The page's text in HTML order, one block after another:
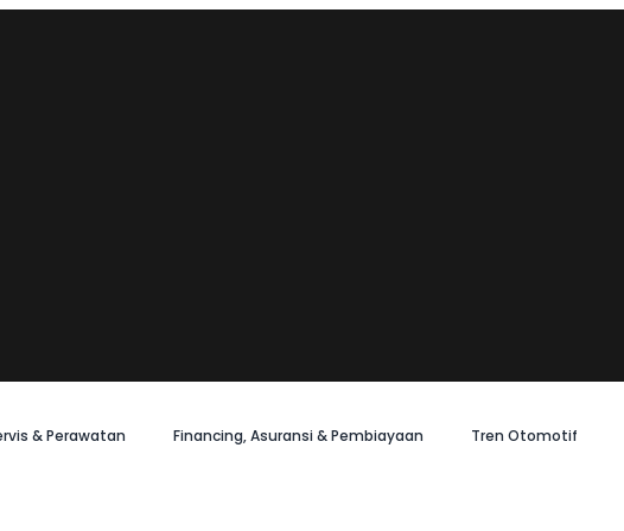
& Perawatan Financing, Asuransi & Pembiayaan Tren Otomotif